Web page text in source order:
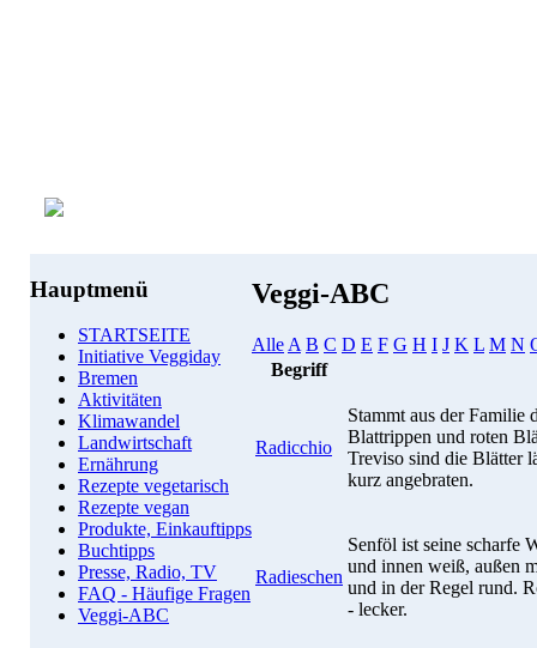
Hauptmenü
STARTSEITE
Initiative Veggiday
Bremen
Aktivitäten
Klimawandel
Landwirtschaft
Ernährung
Rezepte vegetarisch
Rezepte vegan
Produkte, Einkauftipps
Buchtipps
Presse, Radio, TV
FAQ - Häufige Fragen
Veggi-ABC
Veggi-ABC
Alle A B C D E F G H I J K L M N
Begriff
Radicchio
Stammt aus der Familie
Blattrippen und roten
Treviso sind die Blätter
kurz angebraten.
Radieschen
Senföl ist seine scharfe
und innen weiß, außen
und in der Regel rund.
- lecker.